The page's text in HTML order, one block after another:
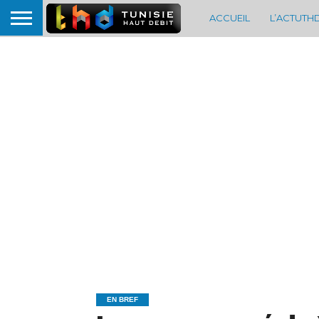
ACCUEIL
EN BREF